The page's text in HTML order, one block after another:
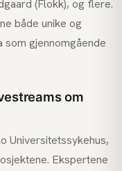
(Flokk), og flere.
både unike og
gjennomgående
om
Universitetssykehus,
Ekspertene